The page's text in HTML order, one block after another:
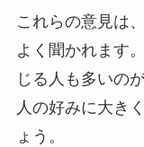
これらの意見は
よく聞かれます
じる人も多いの
人の好みに大き
ょう。